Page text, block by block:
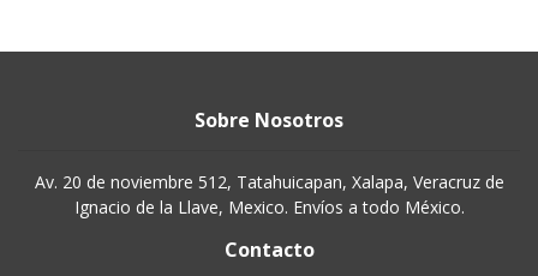
Sobre Nosotros
Av. 20 de noviembre 512, Tatahuicapan, Xalapa, Veracruz de
Ignacio de la Llave, Mexico. Envíos a todo México.
Contacto